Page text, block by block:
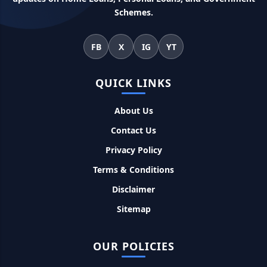
जीरो बैलेंस बैंक अकाउंट, फ्री डेबिट कार्ड और जमा पर तगड़ा ब्याज
बस अपने मोबाइल से ऐसे करे अप्लाई
Pradhanmantri Home Loan Yojana: गरीब परिवारों के लिए शुरू
Dairy Farming Loan Apply Online: डेयरी फार्मिंग लोन योजना के
आवेदन हुए शुरू, इस प्रकार ले सकते है दस लाख तक का लोन
तहत मिलता है तगड़ा लोन, साथ ही मिलेगी 60% तक सब्सिडी
SBI बैंक बिजनेस करने के लिए बिना गारंटी दे रहा है इतने लाख का लोन, केवल
Schemes.
FB X IG YT
QUICK LINKS
About Us
Contact Us
Privacy Policy
Terms & Conditions
Disclaimer
Sitemap
OUR POLICIES